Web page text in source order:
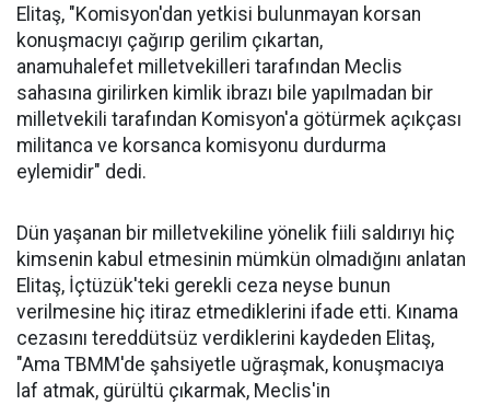
Elitaş, "Komisyon'dan yetkisi bulunmayan korsan
konuşmacıyı çağırıp gerilim çıkartan,
anamuhalefet milletvekilleri tarafından Meclis
sahasına girilirken kimlik ibrazı bile yapılmadan bir
milletvekili tarafından Komisyon'a götürmek açıkçası
militanca ve korsanca komisyonu durdurma
eylemidir" dedi.
Dün yaşanan bir milletvekiline yönelik fiili saldırıyı hiç
kimsenin kabul etmesinin mümkün olmadığını anlatan
Elitaş, İçtüzük'teki gerekli ceza neyse bunun
verilmesine hiç itiraz etmediklerini ifade etti. Kınama
cezasını tereddütsüz verdiklerini kaydeden Elitaş,
"Ama TBMM'de şahsiyetle uğraşmak, konuşmacıya
laf atmak, gürültü çıkarmak, Meclis'in